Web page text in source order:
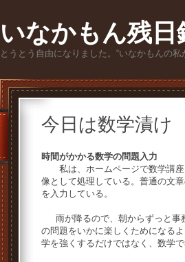
いなかもん残日
とうとう自由になりました。“いなかもんの
今日は数学漬け
時間がかかる数学の問題入力
私は、ホームページで数学講座
像として処理している。普通の文
を入力している。
雨が降るので、朝からずっと事
の問題をいかに楽しくためになる
学を強くするだけではなく、数学